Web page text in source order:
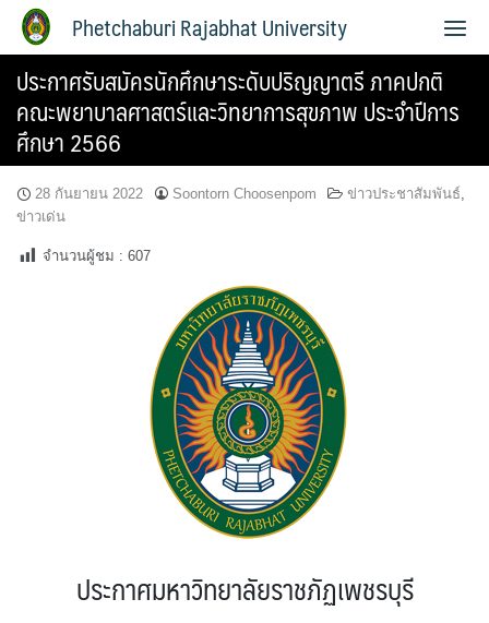
Phetchaburi Rajabhat University
ประกาศรับสมัครนักศึกษาระดับปริญญาตรี ภาคปกติ
คณะพยาบาลศาสตร์และวิทยาการสุขภาพ ประจำปีการ
ศึกษา 2566
28 กันยายน 2022 Soontorn Choosenpom ข่าวประชาสัมพันธ์,
ข่าวเด่น
จำนวนผู้ชม : 607
ประกาศมหาวิทยาลัยราชภัฏเพชรบุรี